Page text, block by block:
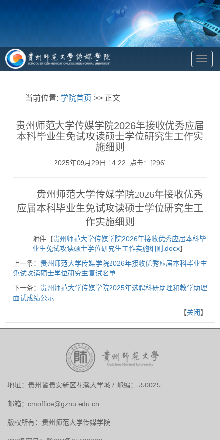
当前位置: 学院首页 >> 正文
贵州师范大学传媒学院2026年接收优秀应届
本科毕业生免试攻读硕士学位研究生工作实
施细则
2025年09月29日 14:22 点击：[296]
贵州师范大学传媒学院2026年接收优秀
应届本科毕业生免试攻读硕士学位研究生工
作实施细则
附件【贵州师范大学传媒学院2026年接收优秀应届本科毕
业生免试攻读硕士学位研究生工作实施细则.docx】
上一条： 贵州师范大学传媒学院2026年接收优秀应届本科毕业生
免试攻读硕士学位研究生复试名单
下一条： 贵州师范大学传媒学院2025年选聘科研助理和教学助理
面试成绩公示
【关闭】
地址：贵州省贵安新区花溪大学城 / 邮编：550025
邮箱： cmoffice@gznu.edu.cn
版权所有：贵州师范大学传媒学院